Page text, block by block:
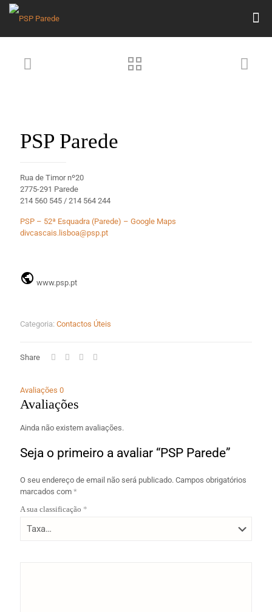
PSP Parede
Rua de Timor nº20
2775-291 Parede
214 560 545 / 214 564 244
PSP – 52ª Esquadra (Parede) – Google Maps
divcascais.lisboa@psp.pt
www.psp.pt
Categoria: Contactos Úteis
Share
Avaliações 0
Avaliações
Ainda não existem avaliações.
Seja o primeiro a avaliar “PSP Parede”
O seu endereço de email não será publicado. Campos obrigatórios
marcados com *
A sua classificação *